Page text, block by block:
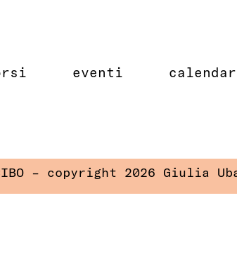
eventi
DEL CIBO – copyright 2026